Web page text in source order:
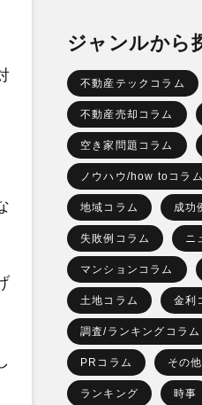
ジャンルから
不動産テックコラム
不動産売却コラム
空き家問題コラム
ノウハウ/how toコラム
地域コラム 成功
失敗例コラム ニ
マンションコラム
土地コラム 金利
調査/ランキングコラム
PRコラム その
ランキング 時事